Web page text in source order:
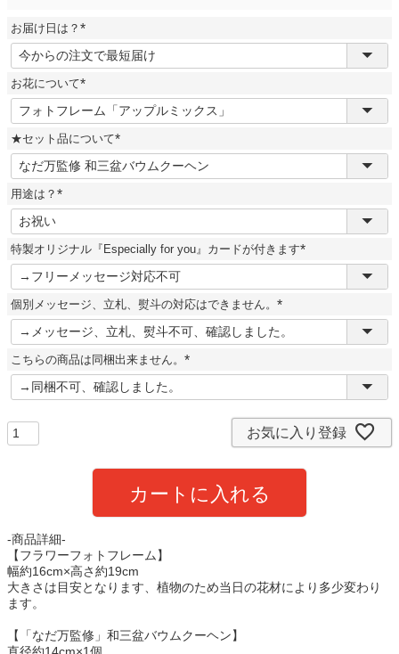
お届け日は？
(
必
)
お花について
(
必
★セット品について
(
必
用途は？
(
)
特製オリジナル『Especially for you』カードが付きます
(
個別メッセージ、立札、熨斗の対応はできません。
(
必
こちらの商品は同梱出来ません。
(
お気に入り登録
カートに入れる
-商品詳細-
【フラワーフォトフレーム】
幅約16cm×高さ約19cm
大きさは目安となります、植物のため当日の花材により多少変わり
ます。
【「なだ万監修」和三盆バウムクーヘン】
直径約14cm×1個